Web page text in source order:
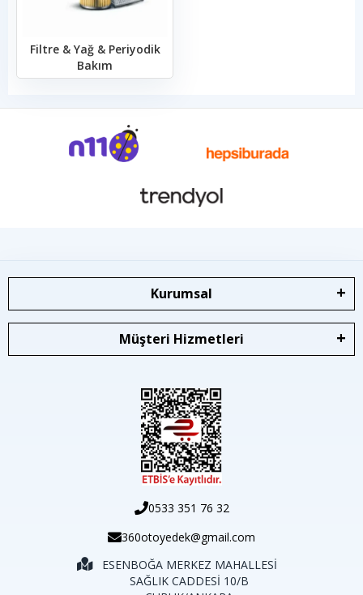
Filtre & Yağ & Periyodik
Bakım
Kurumsal
Müşteri Hizmetleri
0533 351 76 32
360otoyedek@gmail.com
ESENBOĞA MERKEZ MAHALLESİ
SAĞLIK CADDESİ 10/B